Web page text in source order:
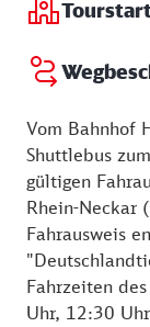
Vom Bahnhof
Shuttlebus
gültigen
Rhein-Neckar
Fahrausweis
Fahrzeiten
Uhr, 12:30